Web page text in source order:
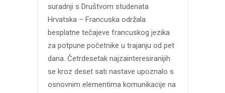
suradnji s Društvom studenata
Hrvatska – Francuska održala
besplatne tečajeve francuskog jezika
za potpune početnike u trajanju od pet
dana. Četrdesetak najzainteresiranijih
se kroz deset sati nastave upoznalo s
osnovnim elementima komunikacije na